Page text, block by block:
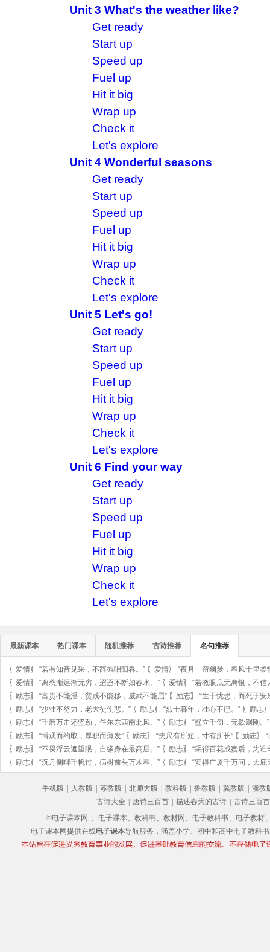
Unit 3 What's the weather like?
Get ready
Start up
Speed up
Fuel up
Hit it big
Wrap up
Check it
Let's explore
Unit 4 Wonderful seasons
Get ready
Start up
Speed up
Fuel up
Hit it big
Wrap up
Check it
Let's explore
Unit 5 Let's go!
Get ready
Start up
Speed up
Fuel up
Hit it big
Wrap up
Check it
Let's explore
Unit 6 Find your way
Get ready
Start up
Speed up
Fuel up
Hit it big
Wrap up
Check it
Let's explore
最新课本 热门课本 随机推荐 古诗推荐 名句推荐
〖 爱情〗 “若有知音见采，不辞徧唱阳春。” 〖 爱情〗 “夜月一帘幽梦，春风十里柔
〖 爱情〗 “离愁渐远渐无穷，迢迢不断如春水。” 〖 爱情〗 “若教眼底无离恨，不信
〖 励志〗 “富贵不能淫，贫贱不能移，威武不能屈” 〖 励志〗 “生于忧患，而死于安
〖 励志〗 “少壮不努力，老大徒伤悲。” 〖 励志〗 “烈士暮年，壮心不已。” 〖 励志
〖 励志〗 “千磨万击还坚劲，任尔东西南北风。” 〖 励志〗 “壁立千仞，无欲则刚。”
〖 励志〗 “博观而约取，厚积而薄发” 〖 励志〗 “夫尺有所短，寸有所长” 〖 励志〗
〖 励志〗 “不畏浮云遮望眼，自缘身在最高层。” 〖 励志〗 “采得百花成蜜后，为谁
〖 励志〗 “沉舟侧畔千帆过，病树前头万木春。” 〖 励志〗 “安得广厦千万间，大庇
手机版 | 人教版 | 苏教版 | 北师大版 | 教科版 | 鲁教版 | 冀教版 | 浙教
古诗大全 | 唐诗三百首 | 描述春天的古诗 | 古诗三百首
©电子课本网
、电子课本、教科书、教材网、电子教科书、电子教
电子课本网提供在线电子课本导航服务，涵盖小学、初中和高中电子教科